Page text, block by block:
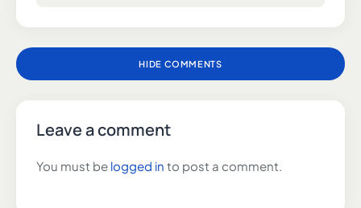
HIDE COMMENTS
Leave a comment
You must be logged in to post a comment.